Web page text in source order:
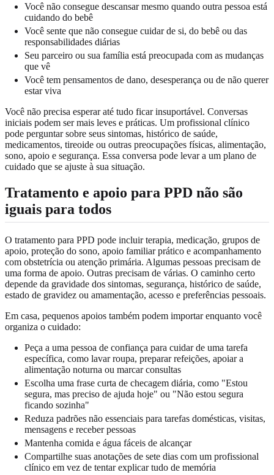
Você não consegue descansar mesmo quando outra pessoa está
cuidando do bebê
Você sente que não consegue cuidar de si, do bebê ou das
responsabilidades diárias
Seu parceiro ou sua família está preocupada com as mudanças
que vê
Você tem pensamentos de dano, desesperança ou de não querer
estar viva
Você não precisa esperar até tudo ficar insuportável. Conversas
iniciais podem ser mais leves e práticas. Um profissional clínico
pode perguntar sobre seus sintomas, histórico de saúde,
medicamentos, tireoide ou outras preocupações físicas, alimentação,
sono, apoio e segurança. Essa conversa pode levar a um plano de
cuidado que se ajuste à sua situação.
Tratamento e apoio para PPD não são
iguais para todos
O tratamento para PPD pode incluir terapia, medicação, grupos de
apoio, proteção do sono, apoio familiar prático e acompanhamento
com obstetrícia ou atenção primária. Algumas pessoas precisam de
uma forma de apoio. Outras precisam de várias. O caminho certo
depende da gravidade dos sintomas, segurança, histórico de saúde,
estado de gravidez ou amamentação, acesso e preferências pessoais.
Em casa, pequenos apoios também podem importar enquanto você
organiza o cuidado:
Peça a uma pessoa de confiança para cuidar de uma tarefa
específica, como lavar roupa, preparar refeições, apoiar a
alimentação noturna ou marcar consultas
Escolha uma frase curta de checagem diária, como "Estou
segura, mas preciso de ajuda hoje" ou "Não estou segura
ficando sozinha"
Reduza padrões não essenciais para tarefas domésticas, visitas,
mensagens e receber pessoas
Mantenha comida e água fáceis de alcançar
Compartilhe suas anotações de sete dias com um profissional
clínico em vez de tentar explicar tudo de memória